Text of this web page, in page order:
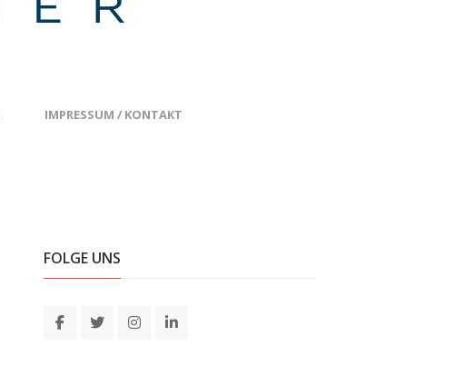
IMPRESSUM / KONTAKT
FOLGE UNS